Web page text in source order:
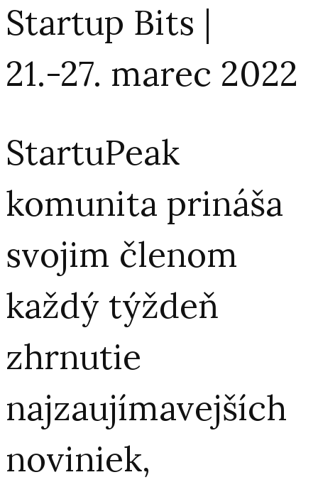
Startup Bits |
21.-27. marec 2022
StartuPeak
komunita prináša
svojim členom
každý týždeň
zhrnutie
najzaujímavejších
noviniek,